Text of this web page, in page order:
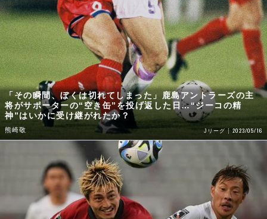
「その瞬間、ぼくは切れてしまった」鹿島アントラーズの主
将がサポーターの“空き缶”を投げ返した日…“ジーコの精
神”はいかに受け継がれたか？
熊崎敬 Jリーグ 2023/05/16